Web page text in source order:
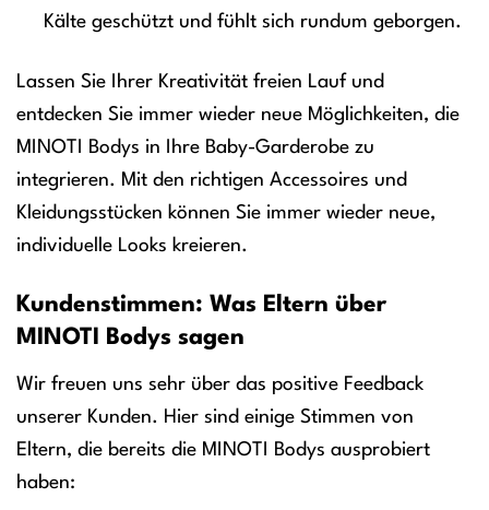
Kälte geschützt und fühlt sich rundum geborgen.
Lassen Sie Ihrer Kreativität freien Lauf und
entdecken Sie immer wieder neue Möglichkeiten, die
MINOTI Bodys in Ihre Baby-Garderobe zu
integrieren. Mit den richtigen Accessoires und
Kleidungsstücken können Sie immer wieder neue,
individuelle Looks kreieren.
Kundenstimmen: Was Eltern über
MINOTI Bodys sagen
Wir freuen uns sehr über das positive Feedback
unserer Kunden. Hier sind einige Stimmen von
Eltern, die bereits die MINOTI Bodys ausprobiert
haben: